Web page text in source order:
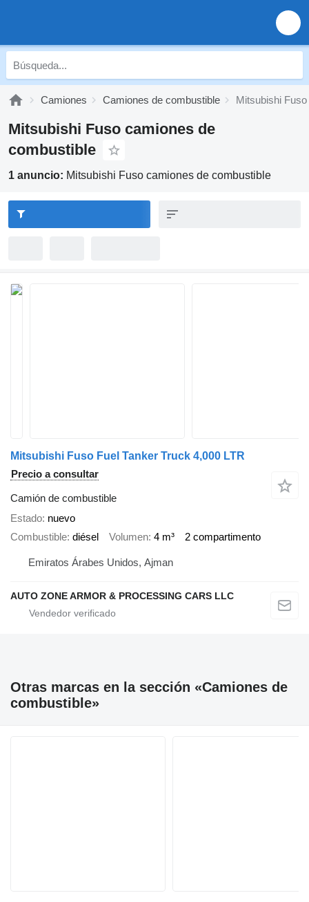
Camiones Camiones de combustible Mitsubishi
Mitsubishi Fuso camiones de
combustible
1 anuncio: Mitsubishi Fuso camiones de combustible
Mitsubishi Fuso Fuel Tanker Truck 4,000 LTR
Precio a consultar
Camión de combustible
Estado nuevo
Combustible diésel Volumen 4 m³ 2 compartimento
Emiratos Árabes Unidos, Ajman
AUTO ZONE ARMOR & PROCESSING CARS LLC
Otras marcas en la sección «Camiones de
combustible»